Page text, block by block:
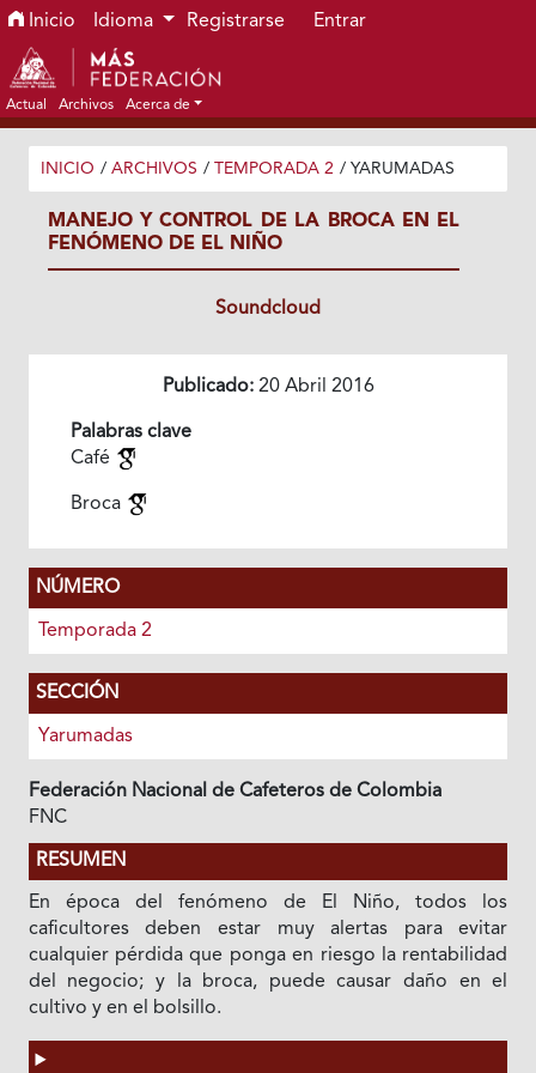
Ir al menú de navegación principal
Ir al contenido principal
Ir al pie de página del sitio
Inicio Idioma Registrarse Entrar
Actual Archivos Acerca de
INICIO / ARCHIVOS / TEMPORADA 2 / YARUMADAS
MANEJO Y CONTROL DE LA BROCA EN EL
FENÓMENO DE EL NIÑO
Soundcloud
Publicado:20 Abril 2016
Palabras clave
Café
Broca
NÚMERO
Temporada 2
SECCIÓN
Yarumadas
Federación Nacional de Cafeteros de Colombia
FNC
RESUMEN
En época del fenómeno de El Niño, todos los
caficultores deben estar muy alertas para evitar
cualquier pérdida que ponga en riesgo la rentabilidad
del negocio; y la broca, puede causar daño en el
cultivo y en el bolsillo.